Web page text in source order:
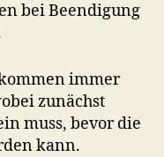
bei Beendigung
immer
zunächst
muss, bevor die
kann.